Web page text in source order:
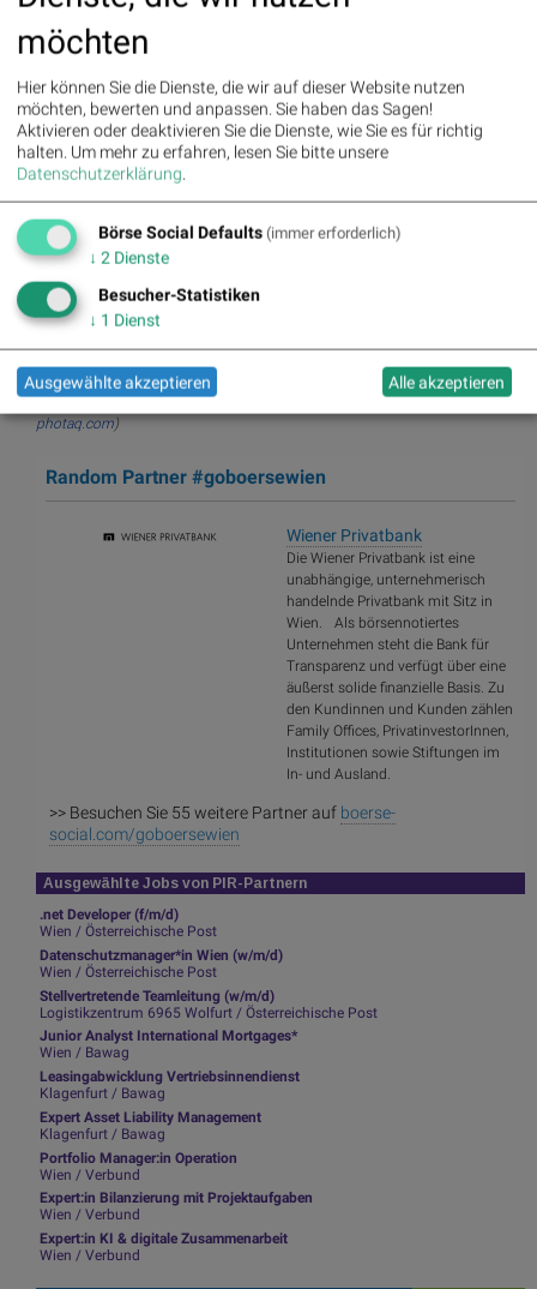
ams wafer fab © ams
Aktien auf dem Radar:
Immobilien,Marinomed Biotech
Adisa, BTV AG,BKS Bank Stamm
(BSN-Hinweis: Lauftext im Original des Aussenders, Titel (immer) und
Bebilderung (oft) durchboerse-social.com
aus dem Fotoarchiv von
photaq.com)
Random Partner #goboersewien
Wiener Privatbank
Die Wiener Privatbank ist eine
unabhängige, unternehmerisch
handelnde Privatbank mit Sitz in
Wien. Als börsennotiertes
Unternehmen steht die Bank für
Transparenz und verfügt über eine
äußerst solide finanzielle Basis. Zu
den Kundinnen und Kunden zählen
Family Offices, PrivatinvestorInnen,
Institutionen sowie Stiftungen im
In- und Ausland.
>> Besuchen Sie 55 weitere Partner auf boerse-
social.com/goboersewien
Ausgewählte Jobs von PIR-Partnern
.net Developer (f/m/d)
Wien / Österreichische Post
Datenschutzmanager*in Wien (w/m/d)
Wien / Österreichische Post
Stellvertretende Teamleitung (w/m/d)
Logistikzentrum 6965 Wolfurt / Österreichische Post
Junior Analyst International Mortgages*
Wien / Bawag
Leasingabwicklung Vertriebsinnendienst
Klagenfurt / Bawag
Expert Asset Liability Management
Klagenfurt / Bawag
Portfolio Manager:in Operation
Wien / Verbund
Expert:in Bilanzierung mit Projektaufgaben
Wien / Verbund
Expert:in KI & digitale Zusammenarbeit
Wien / Verbund
möchten
Hier können Sie die Dienste, die wir auf dieser Website nutzen
möchten, bewerten und anpassen. Sie haben das Sagen!
Aktivieren oder deaktivieren Sie die Dienste, wie Sie es für richtig
halten. Um mehr zu erfahren, lesen Sie bitte unsere
Datenschutzerklärung.
Börse Social Defaults (immer erforderlich)
↓ 2 Dienste
Besucher-Statistiken
↓ 1 Dienst
Ausgewählte akzeptieren Alle akzeptieren